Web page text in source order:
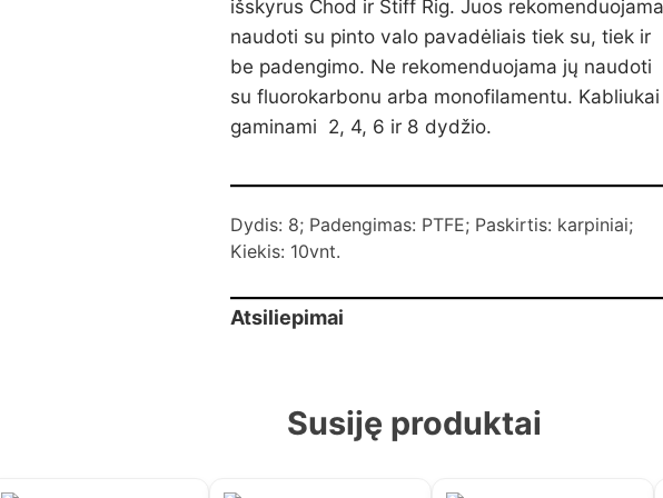
išskyrus Chod ir Stiff Rig. Juos rekomenduojama
naudoti su pinto valo pavadėliais tiek su, tiek ir
be padengimo. Ne rekomenduojama jų naudoti
su fluorokarbonu arba monofilamentu. Kabliukai
gaminami 2, 4, 6 ir 8 dydžio.
Dydis: 8; Padengimas: PTFE; Paskirtis: karpiniai;
Kiekis: 10vnt.
Atsiliepimai
Susiję produktai